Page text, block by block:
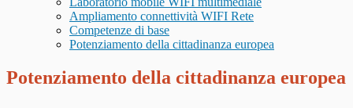
Ampliamento connettività WIFI Rete
Competenze di base
Potenziamento della cittadinanza europea
Potenziamento della cittadinanza europea